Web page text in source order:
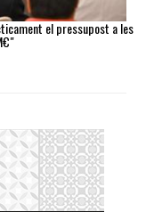
el pressupost a les